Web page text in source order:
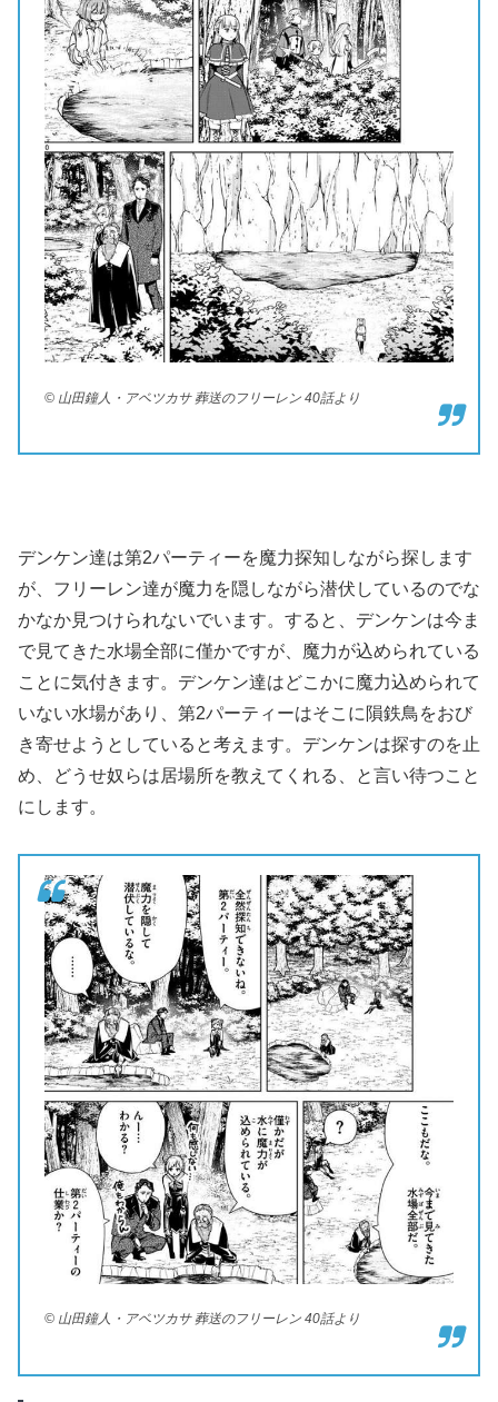
© 山田鐘人・アベツカサ 葬送のフリーレン 40話より
デンケン達は第2パーティーを魔力探知しながら探します
が、フリーレン達が魔力を隠しながら潜伏しているのでな
かなか見つけられないでいます。すると、デンケンは今ま
で見てきた水場全部に僅かですが、魔力が込められている
ことに気付きます。デンケン達はどこかに魔力込められて
いない水場があり、第2パーティーはそこに隕鉄鳥をおび
き寄せようとしていると考えます。デンケンは探すのを止
め、どうせ奴らは居場所を教えてくれる、と言い待つこと
にします。
© 山田鐘人・アベツカサ 葬送のフリーレン 40話より